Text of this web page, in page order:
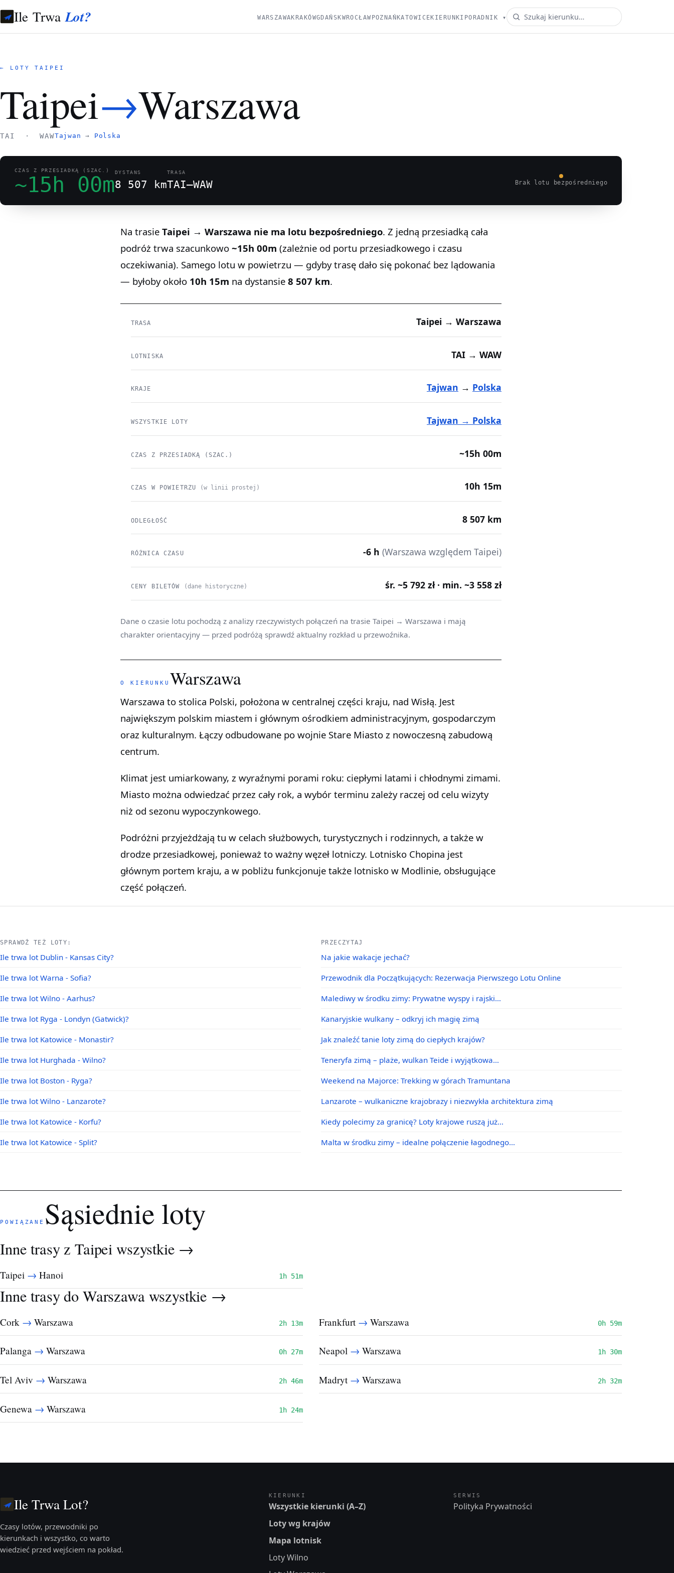
Ile TrwaLot? WARSZAWAKRAKÓWGDAŃSKWROCŁAW POZNAŃKATOWICEKIERUNKI PORADNIK ▾
← LOTY TAIPEI
Taipei→Warszawa
TAI · WAWTajwan → Polska
CZAS Z PRZESIADKĄ (SZAC.)
~15h 00m
DYSTANS
8 507 km
TRASA
TAI–WAW Brak lotu bezpośredniego
Na trasie Taipei → Warszawa nie ma lotu bezpośredniego. Z jedną przesiadką cała
podróż trwa szacunkowo ~15h 00m (zależnie od portu przesiadkowego i czasu
oczekiwania). Samego lotu w powietrzu — gdyby trasę dało się pokonać bez lądowania
— byłoby około 10h 15m na dystansie 8 507 km.
TRASA Taipei → Warszawa
LOTNISKA TAI → WAW
KRAJE Tajwan → Polska
WSZYSTKIE LOTY Tajwan → Polska
CZAS Z PRZESIADKĄ (SZAC.) ~15h 00m
CZAS W POWIETRZU (w linii prostej) 10h 15m
ODLEGŁOŚĆ 8 507 km
RÓŻNICA CZASU -6 h (Warszawa względem Taipei)
CENY BILETÓW (dane historyczne) śr. ~5 792 zł · min. ~3 558 zł
Dane o czasie lotu pochodzą z analizy rzeczywistych połączeń na trasie Taipei → Warszawa i mają
charakter orientacyjny — przed podróżą sprawdź aktualny rozkład u przewoźnika.
O KIERUNKU Warszawa
Warszawa to stolica Polski, położona w centralnej części kraju, nad Wisłą. Jest
największym polskim miastem i głównym ośrodkiem administracyjnym, gospodarczym
oraz kulturalnym. Łączy odbudowane po wojnie Stare Miasto z nowoczesną zabudową
centrum.
Klimat jest umiarkowany, z wyraźnymi porami roku: ciepłymi latami i chłodnymi zimami.
Miasto można odwiedzać przez cały rok, a wybór terminu zależy raczej od celu wizyty
niż od sezonu wypoczynkowego.
Podróżni przyjeżdżają tu w celach służbowych, turystycznych i rodzinnych, a także w
drodze przesiadkowej, ponieważ to ważny węzeł lotniczy. Lotnisko Chopina jest
głównym portem kraju, a w pobliżu funkcjonuje także lotnisko w Modlinie, obsługujące
część połączeń.
SPRAWDŹ TEŻ LOTY:
Ile trwa lot Dublin - Kansas City?
Ile trwa lot Warna - Sofia?
Ile trwa lot Wilno - Aarhus?
Ile trwa lot Ryga - Londyn (Gatwick)?
Ile trwa lot Katowice - Monastir?
Ile trwa lot Hurghada - Wilno?
Ile trwa lot Boston - Ryga?
Ile trwa lot Wilno - Lanzarote?
Ile trwa lot Katowice - Korfu?
Ile trwa lot Katowice - Split?
PRZECZYTAJ
Na jakie wakacje jechać?
Przewodnik dla Początkujących: Rezerwacja Pierwszego Lotu Online
Malediwy w środku zimy: Prywatne wyspy i rajski…
Kanaryjskie wulkany – odkryj ich magię zimą
Jak znaleźć tanie loty zimą do ciepłych krajów?
Teneryfa zimą – plaże, wulkan Teide i wyjątkowa…
Weekend na Majorce: Trekking w górach Tramuntana
Lanzarote – wulkaniczne krajobrazy i niezwykła architektura zimą
Kiedy polecimy za granicę? Loty krajowe ruszą już…
Malta w środku zimy – idealne połączenie łagodnego…
POWIĄZANE Sąsiednie loty
Inne trasy z Taipeiwszystkie →
Taipei → Hanoi 1h 51m
Inne trasy do Warszawawszystkie →
Cork → Warszawa 2h 13m Frankfurt → Warszawa 0h 59m
Palanga → Warszawa 0h 27m Neapol → Warszawa 1h 30m
Tel Aviv → Warszawa 2h 46m Madryt → Warszawa 2h 32m
Genewa → Warszawa 1h 24m
Ile Trwa Lot?
Czasy lotów, przewodniki po
kierunkach i wszystko, co warto
wiedzieć przed wejściem na pokład.
KIERUNKI
Wszystkie kierunki (A–Z)
Loty wg krajów
Mapa lotnisk
Loty Wilno
SERWIS
Polityka Prywatności